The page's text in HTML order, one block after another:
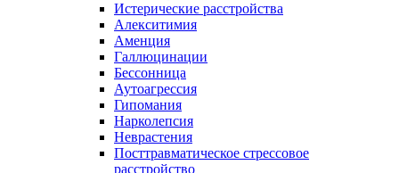
Истерические расстройства
Алекситимия
Аменция
Галлюцинации
Бессонница
Аутоагрессия
Гипомания
Нарколепсия
Неврастения
Посттравматическое стрессовое
расстройство